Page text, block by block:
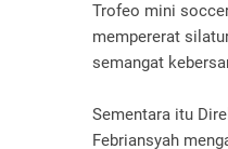
Trofeo mini
mempererat
semangat
Sementara itu
Febriansyah